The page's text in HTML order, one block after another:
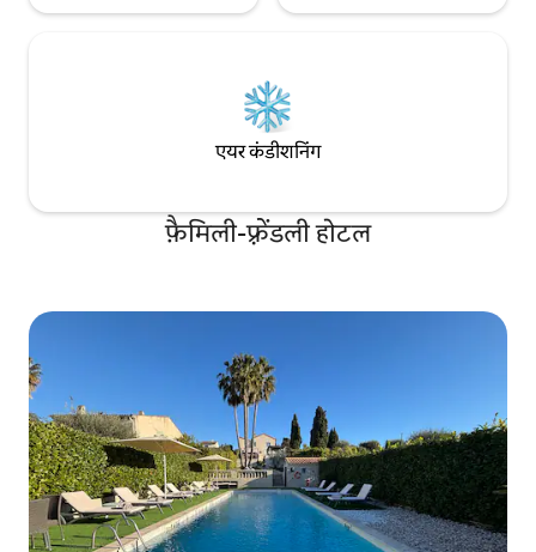
एयर कंडीशनिंग
फ़ैमिली-फ़्रेंडली होटल